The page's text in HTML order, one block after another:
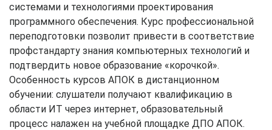
системами и технологиями проектирования
программного обеспечения. Курс профессиональной
переподготовки позволит привести в соответствие
профстандарту знания компьютерных технологий и
подтвердить новое образование «корочкой».
Особенность курсов АПОК в дистанционном
обучении: слушатели получают квалификацию в
области ИТ через интернет, образовательный
процесс налажен на учебной площадке ДПО АПОК.